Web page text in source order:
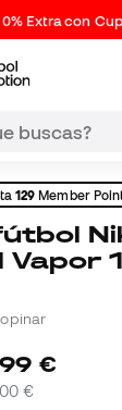
Extra con
129 Member
€
€